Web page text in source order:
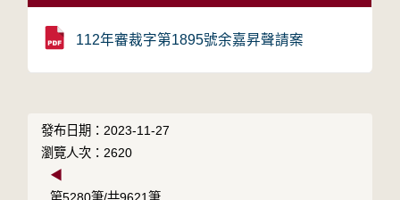
112年審裁字第1895號余嘉昇聲請案
發布日期：2023-11-27
瀏覽人次：2620
◀